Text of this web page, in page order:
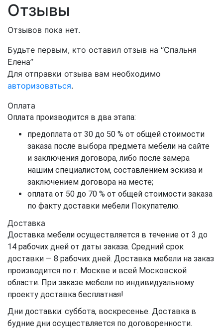
Отзывы
Отзывов пока нет.
Будьте первым, кто оставил отзыв на “Спальня
Елена”
Для отправки отзыва вам необходимо
авторизоваться.
Оплата
Оплата производится в два этапа:
предоплата от 30 до 50 % от общей стоимости
заказа после выбора предмета мебели на сайте
и заключения договора, либо после замера
нашим специалистом, составлением эскиза и
заключением договора на месте;
оплата от 50 до 70 % от общей стоимости заказа
по факту доставки мебели Покупателю.
Доставка
Доставка мебели осуществляется в течение от 3 до
14 рабочих дней от даты заказа. Средний срок
доставки — 8 рабочих дней. Доставка мебели на заказ
производится по г. Москве и всей Московской
области. При заказе мебели по индивидуальному
проекту доставка бесплатная!
Дни доставки: суббота, воскресенье. Доставка в
будние дни осуществляется по договоренности.